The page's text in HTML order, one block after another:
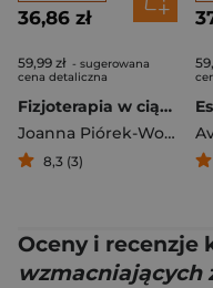
36,86 zł
59,99 zł - sugerowana
cena detaliczna
Fizjoterapia w ciąży i po urodzeniu dziecka. Nawet wiele lat później
Joanna Piórek-Wojciechowska
8,3 (3)
Oceny i recenzje
wzmacniających